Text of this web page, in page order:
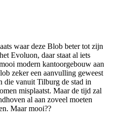
waar deze Blob beter tot zijn
Evoluon, daar staat al iets
modern kantoorgebouw aan
zeker een aanvulling geweest
die vanuit Tilburg de stad in
misplaatst. Maar de tijd zal
al aan zoveel moeten
Maar mooi??